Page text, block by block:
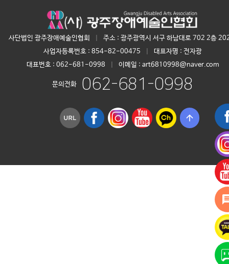
사단법인 광주장애예술인협회
주소 : 광주광역시 서구 하남대로 702 2층
사업자등록번호 : 854-82-00475 대표자명 : 전자광
대표번호 : 062-681-0998 이메일 : art6810998@naver.com
문의전화 062-681-0998
arrow_upward